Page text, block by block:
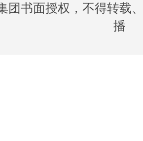
团书面授权，不得转载
播